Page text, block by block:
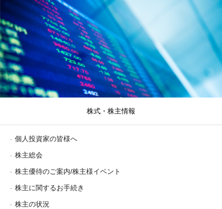
株式・株主情報
個人投資家の皆様へ
株主総会
株主優待のご案内/株主様イベント
株主に関するお手続き
株主の状況